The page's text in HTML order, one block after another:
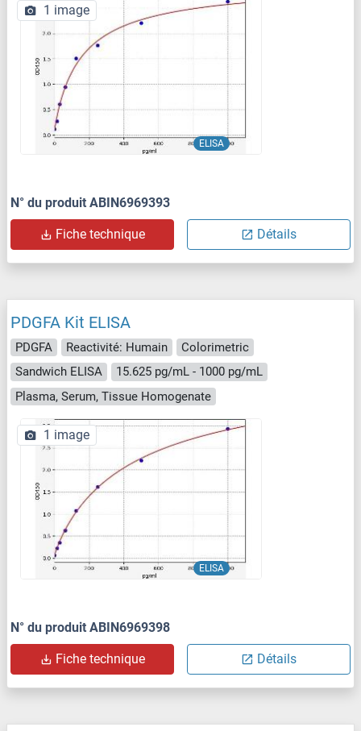
ELISA
1 image
N° du produit ABIN6969393
Fiche technique Détails
PDGFA Kit ELISA
PDGFA Reactivité: Humain
Colorimetric
Sandwich ELISA
15.625 pg/mL - 1000 pg/mL
Plasma, Serum, Tissue Homogenate
ELISA
1 image
N° du produit ABIN6969398
Fiche technique Détails